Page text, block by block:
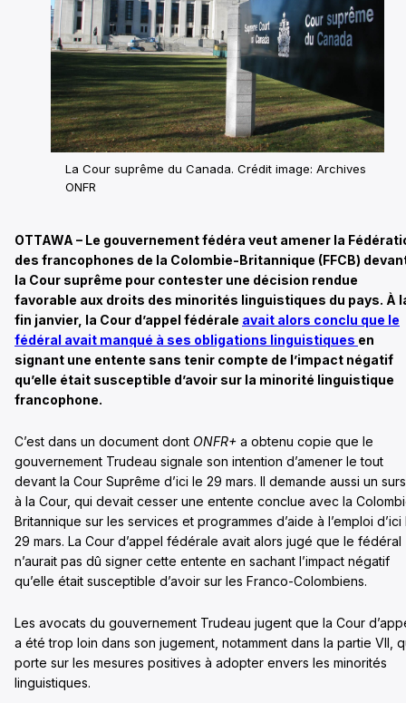
La Cour suprême du Canada. Crédit image: Archives
ONFR
OTTAWA – Le gouvernement fédéra veut amener la
des francophones de la Colombie-Britannique (FFCB)
la Cour suprême pour contester une décision rendue
favorable aux droits des minorités linguistiques du pays. À
fin janvier, la Cour d’appel fédérale avait alors conclu que le
fédéral avait manqué à ses obligations linguistiques en
signant une entente sans tenir compte de l’impact négatif
qu’elle était susceptible d’avoir sur la minorité linguistique
francophone.
C’est dans un document dont ONFR+ a obtenu copie que le
gouvernement Trudeau signale son intention d’amener le tout
devant la Cour Suprême d’ici le 29 mars. Il demande aussi un
à la Cour, qui devait cesser une entente conclue avec la
Britannique sur les services et programmes d’aide à l’emploi d’ici
29 mars. La Cour d’appel fédérale avait alors jugé que le fédéral
n’aurait pas dû signer cette entente en sachant l’impact négatif
qu’elle était susceptible d’avoir sur les Franco-Colombiens.
Les avocats du gouvernement Trudeau jugent que la Cour
a été trop loin dans son jugement, notamment dans la partie VII,
porte sur les mesures positives à adopter envers les minorités
linguistiques.